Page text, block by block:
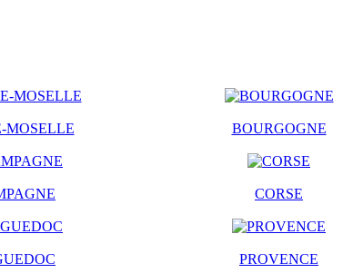
MOSELLE BOURGOGNE
CORSE
PROVENCE